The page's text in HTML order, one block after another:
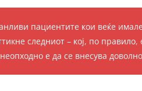
пациентите кои веќе
следниот – кој, по
е да се внесува